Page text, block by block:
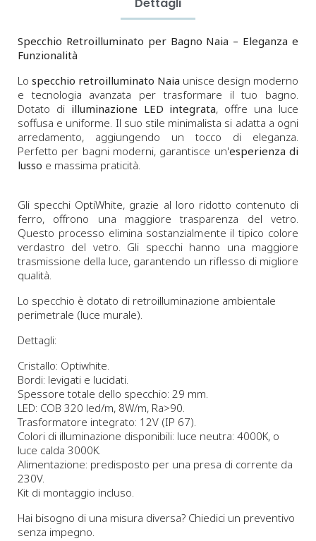
Dettagli
Specchio Retroilluminato per Bagno Naia – Eleganza e
Funzionalità
Lo specchio retroilluminato Naia unisce design moderno
e tecnologia avanzata per trasformare il tuo bagno.
Dotato di illuminazione LED integrata, offre una luce
soffusa e uniforme. Il suo stile minimalista si adatta a ogni
arredamento, aggiungendo un tocco di eleganza.
Perfetto per bagni moderni, garantisce un'esperienza di
lusso e massima praticità.
Gli specchi OptiWhite, grazie al loro ridotto contenuto di
ferro, offrono una maggiore trasparenza del vetro.
Questo processo elimina sostanzialmente il tipico colore
verdastro del vetro. Gli specchi hanno una maggiore
trasmissione della luce, garantendo un riflesso di migliore
qualità.
Lo specchio è dotato di retroilluminazione ambientale
perimetrale (luce murale).
Dettagli:
Cristallo: Optiwhite.
Bordi: levigati e lucidati.
Spessore totale dello specchio: 29 mm.
LED: COB 320 led/m, 8W/m, Ra>90.
Trasformatore integrato: 12V (IP 67).
Colori di illuminazione disponibili: luce neutra: 4000K, o
luce calda 3000K.
Alimentazione: predisposto per una presa di corrente da
230V.
Kit di montaggio incluso.
Hai bisogno di una misura diversa? Chiedici un preventivo
senza impegno.